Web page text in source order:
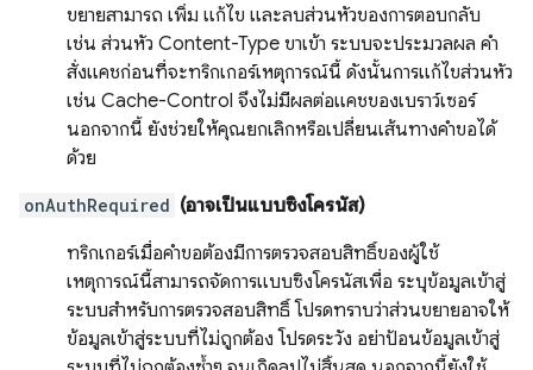
ขยายสามารถ เพิ่ม แก้ไข และลบส่วนหัวของการตอบกลับ
เช่น ส่วนหัว Content-Type ขาเข้า ระบบจะประมวลผล คำ
สั่งแคชก่อนที่จะทริกเกอร์เหตุการณ์นี้ ดังนั้นการแก้ไขส่วนหัว
เช่น Cache-Control จึงไม่มีผลต่อแคชของเบราว์เซอร์
นอกจากนี้ ยังช่วยให้คุณยกเลิกหรือเปลี่ยนเส้นทางคำขอได้
ด้วย
onAuthRequired (อาจเป็นแบบซิงโครนัส)
ทริกเกอร์เมื่อคำขอต้องมีการตรวจสอบสิทธิ์ของผู้ใช้
เหตุการณ์นี้สามารถจัดการแบบซิงโครนัสเพื่อ ระบุข้อมูลเข้าสู่
ระบบสำหรับการตรวจสอบสิทธิ์ โปรดทราบว่าส่วนขยายอาจให้
ข้อมูลเข้าสู่ระบบที่ไม่ถูกต้อง โปรดระวัง อย่าป้อนข้อมูลเข้าสู่